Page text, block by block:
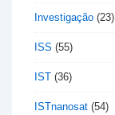
Investigação (23)
ISS (55)
IST (36)
ISTnanosat (54)